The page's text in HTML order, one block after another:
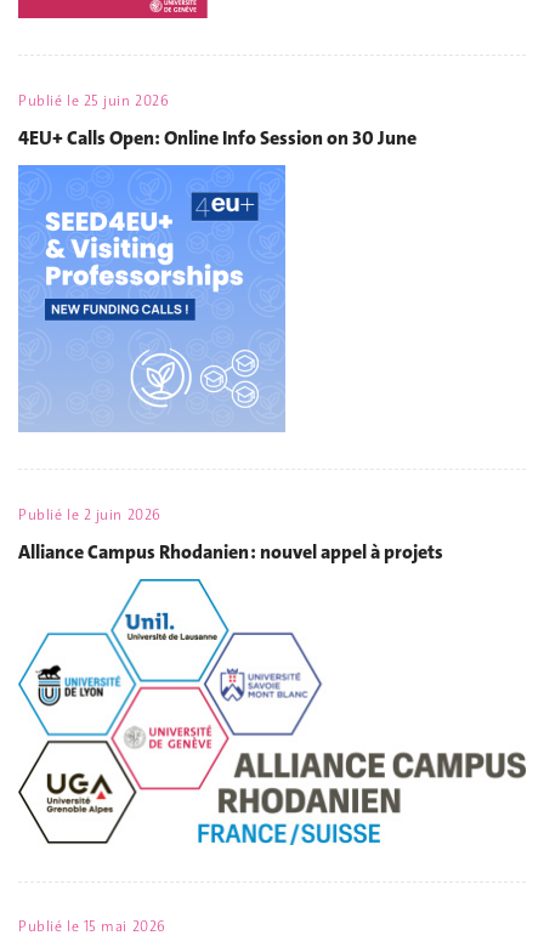
Publié le 25 juin 2026
4EU+ Calls Open: Online Info Session on 30 June
Publié le 2 juin 2026
Alliance Campus Rhodanien : nouvel appel à projets
Publié le 15 mai 2026